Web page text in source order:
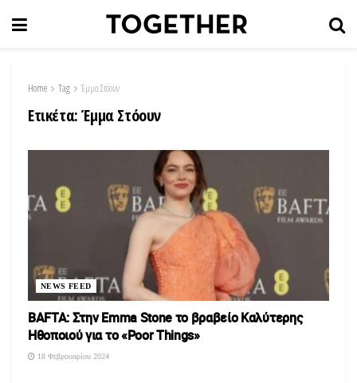
Home Tag Έμμα Στόουν
Ετικέτα:Έμμα Στόουν
NEWS FEED
BAFTA: Στην Emma Stone το βραβείο Καλύτερης
Ηθοποιού για το «Poor Things»
18 Φεβρουαρίου 2024